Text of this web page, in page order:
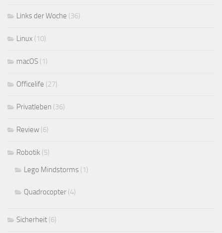
Links der Woche (36)
Linux (10)
macOS (1)
Officelife (27)
Privatleben (36)
Review (6)
Robotik (5)
Lego Mindstorms (1)
Quadrocopter (4)
Sicherheit (6)